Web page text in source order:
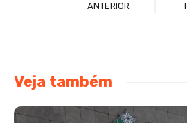
ANTERIOR
Veja também